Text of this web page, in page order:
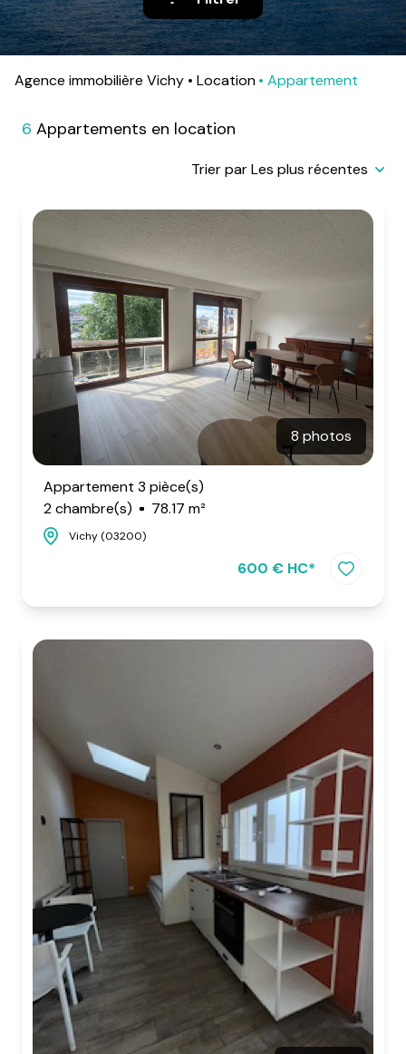
alerte
e-
mail
Agence immobilière Vichy Location Appartement
6 Appartements en location
Trier par Les plus récentes
8 photos
Appartement 3 pièce(s)
2 chambre(s)
78.17 m²
Vichy (03200)
600 € HC*